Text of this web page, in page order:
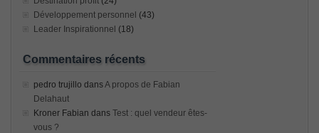
Développement personnel (43)
Leader Inspirationnel (18)
Commentaires récents
pedro trujillo dansA propos de Fabian
Delahaut
Kroner Fabian dans Test : quel vendeur êtes-
vous ?